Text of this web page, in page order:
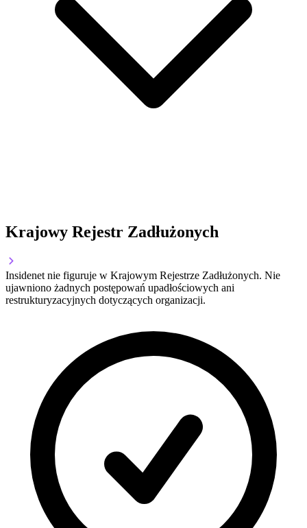
Krajowy Rejestr Zadłużonych
Insidenet nie figuruje w Krajowym Rejestrze Zadłużonych. Nie
ujawniono żadnych postępowań upadłościowych ani
restrukturyzacyjnych dotyczących organizacji.